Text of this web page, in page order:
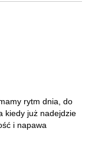
rytm dnia, do
kiedy już nadejdzie
i napawa